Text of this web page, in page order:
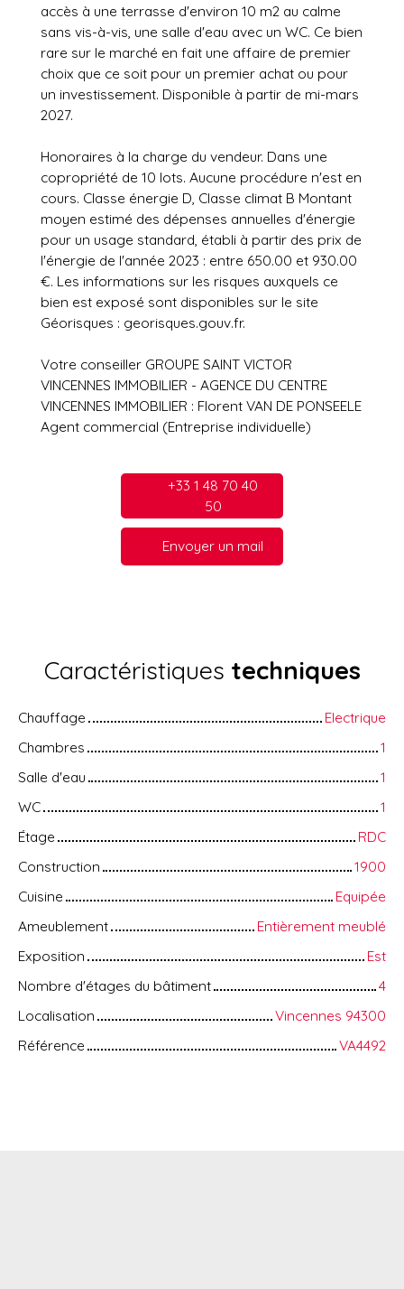
accès à une terrasse d'environ 10 m2 au calme
sans vis-à-vis, une salle d'eau avec un WC. Ce bien
rare sur le marché en fait une affaire de premier
choix que ce soit pour un premier achat ou pour
un investissement. Disponible à partir de mi-mars
2027.
Honoraires à la charge du vendeur. Dans une
copropriété de 10 lots. Aucune procédure n'est en
cours. Classe énergie D, Classe climat B Montant
moyen estimé des dépenses annuelles d'énergie
pour un usage standard, établi à partir des prix de
l'énergie de l'année 2023 : entre 650.00 et 930.00
€. Les informations sur les risques auxquels ce
bien est exposé sont disponibles sur le site
Géorisques : georisques.gouv.fr.
Votre conseiller GROUPE SAINT VICTOR
VINCENNES IMMOBILIER - AGENCE DU CENTRE
VINCENNES IMMOBILIER : Florent VAN DE PONSEELE
Agent commercial (Entreprise individuelle)
+33 1 48 70 40
50
Envoyer un mail
Caractéristiques techniques
Chauffage
Electrique
Chambres
1
Salle d'eau
1
WC
1
Étage
RDC
Construction
1900
Cuisine
Equipée
Ameublement
Entièrement meublé
Exposition
Est
Nombre d'étages du bâtiment
4
Localisation
Vincennes 94300
Référence
VA4492